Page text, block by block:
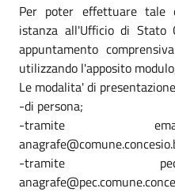
Per poter effettuare tale
istanza all'Ufficio di Stato
appuntamento
utilizzando l'apposito
Le modalita' di
-di persona;
-tramite
-tramite